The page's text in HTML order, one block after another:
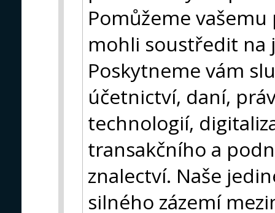
Pomůžeme
mohli soustředit na
Poskytneme vám
účetnictví, daní,
technologií,
transakčního a
znalectví. Naše
silného zázemí